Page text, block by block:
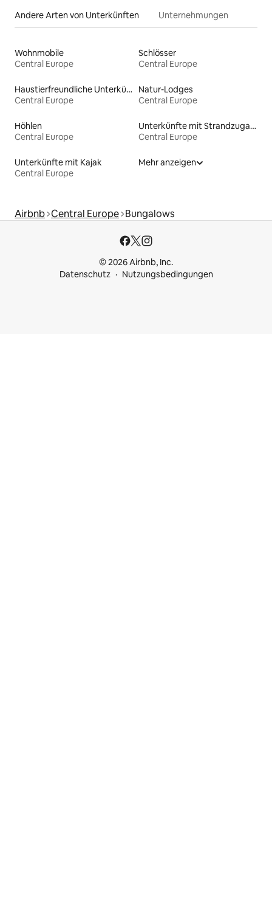
Andere Arten von Unterkünften Unternehmungen
Wohnmobile
Central Europe
Schlösser
Central Europe
Haustierfreundliche Unterkünfte
Central Europe
Natur-Lodges
Central Europe
Höhlen
Central Europe
Unterkünfte mit Strandzugang
Central Europe
Unterkünfte mit Kajak
Central Europe
Mehr anzeigen
Airbnb Central Europe Bungalows
© 2026 Airbnb, Inc.
Datenschutz
Nutzungsbedingungen